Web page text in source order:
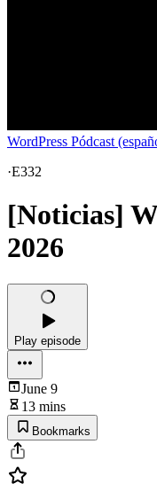
WordPress Pódcast
·E332
[Noticias]
2026
Play episode
June 9
13 mins
Bookmarks